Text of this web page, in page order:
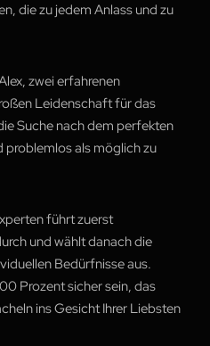
die zu jedem Anlass und zu
zwei erfahrenen
Leidenschaft für das
Suche nach dem perfekten
problemlos als möglich zu
führt zuerst
und wählt danach die
Bedürfnisse aus.
Prozent sicher sein, das
ins Gesicht Ihrer Liebsten